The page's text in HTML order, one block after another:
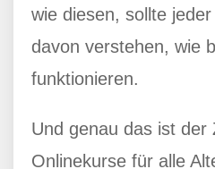
wie diesen, sollte
davon verstehen, wie
funktionieren.
Und genau das ist der
Onlinekurse für alle